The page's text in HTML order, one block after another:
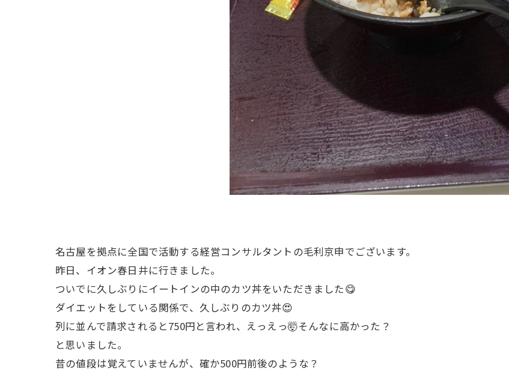
名古屋を拠点に全国で活動する経営コンサルタントの毛利京申でございます。
昨日、イオン春日井に行きました。
ついでに久しぶりにイートインの中のカツ丼をいただきました😋
ダイエットをしている関係で、久しぶりのカツ丼😍
列に並んで請求されると750円と言われ、えっえっ🤯そんなに高かった？
と思いました。
昔の値段は覚えていませんが、確か500円前後のような？